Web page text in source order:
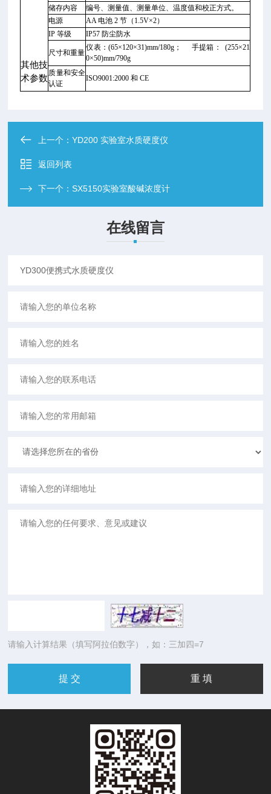
其他技
术参数
储存内容
编号、测量值、测量单位、温度值和校正方式。
电源
AA 电池 2 节（1.5V×2）
IP 等级
IP57 防尘防水
尺寸和重量
仪表：(65×120×31)mm/180g； 手提箱： (255×21
0×50)mm/790g
质量和安全
认证
ISO9001:2000 和 CE
上一个：YD200 实验室水质硬度仪
返回列表
下一个：SX5150实验室酸碱浓度计
在线留言
请输入计算结果（填写阿拉伯数字），如：三加四=7